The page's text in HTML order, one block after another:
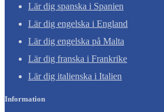
Lär dig spanska i Spanien
Lär dig engelska i England
Lär dig engelska på Malta
Lär dig franska i Frankrike
Lär dig italienska i Italien
Information